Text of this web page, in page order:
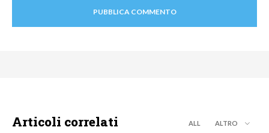
Articoli correlati ALL ALTRO